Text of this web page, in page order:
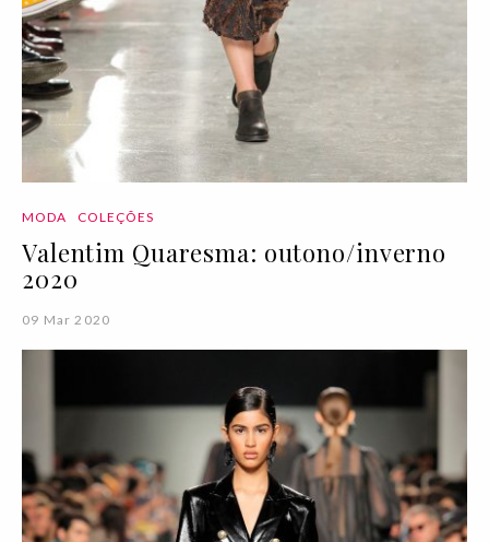
MODA COLEÇÕES
Valentim Quaresma: outono/inverno
2020
09 Mar 2020